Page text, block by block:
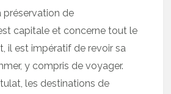
préservation de
capitale et concerne tout le
il est impératif de revoir sa
y compris de voyager.
les destinations de